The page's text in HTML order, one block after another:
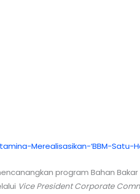
program Bahan
Vice President Corporate